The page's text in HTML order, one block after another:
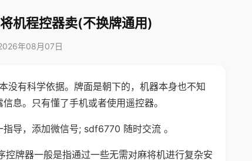
机程控器卖(不换牌通用)
年08月07日
没有科学依据。牌面是朝下的，机器本身也不知
息。只有懂了手机或者使用遥控器。
导，添加微信号; sdf6770 随时交流 。
牌器一般是指通过一些无需对麻将机进行复杂安